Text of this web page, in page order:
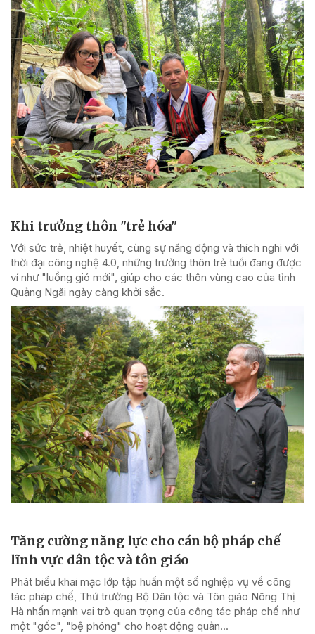
Khi trưởng thôn "trẻ hóa"
Với sức trẻ, nhiệt huyết, cùng sự năng động và thích nghi với
thời đại công nghệ 4.0, những trưởng thôn trẻ tuổi đang được
ví như "luồng gió mới", giúp cho các thôn vùng cao của tỉnh
Quảng Ngãi ngày càng khởi sắc.
Tăng cường năng lực cho cán bộ pháp chế
lĩnh vực dân tộc và tôn giáo
Phát biểu khai mạc lớp tập huấn một số nghiệp vụ về công
tác pháp chế, Thứ trưởng Bộ Dân tộc và Tôn giáo Nông Thị
Hà nhấn mạnh vai trò quan trọng của công tác pháp chế như
một "gốc", "bệ phóng" cho hoạt động quản...